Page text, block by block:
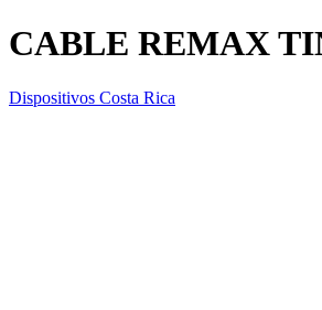
CABLE REMAX
Dispositivos Costa Rica